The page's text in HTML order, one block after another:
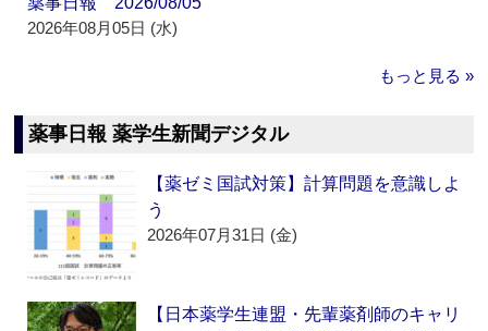
2026年08月05日 (水)
もっと見る »
薬事日報 薬学生新聞デジタル
【薬ゼミ国試対策】計算問題を意識しよ
う
2026年07月31日 (金)
【日本薬学生連盟・先輩薬剤師のキャリ